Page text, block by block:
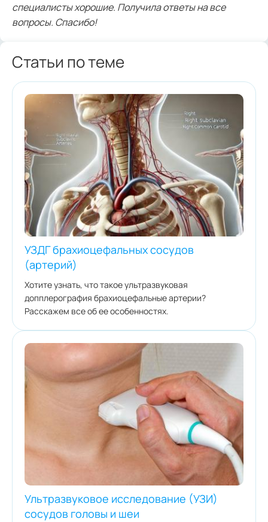
специалисты хорошие. Получила ответы на все
вопросы. Спасибо!
Статьи по теме
УЗДГ брахиоцефальных сосудов
(артерий)
Хотите узнать, что такое ультразвуковая
допплерография брахиоцефальные артерии?
Расскажем все об ее особенностях.
Ультразвуковое исследование (УЗИ)
сосудов головы и шеи